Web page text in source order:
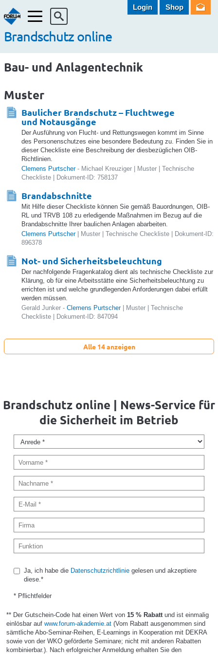
Menü
Brandschutz online
Login Shop
Bau- und Anlagentechnik
Muster
Baulicher Brandschutz – Fluchtwege
und Notausgänge
Der Ausführung von Flucht- und Rettungswegen kommt im Sinne
des Personenschutzes eine besondere Bedeutung zu. Finden Sie in
dieser Checkliste eine Beschreibung der diesbezüglichen OIB-
Richtlinien.
Clemens Purtscher- Michael Kreuziger | Muster | Technische
Checkliste | Dokument-ID: 758137
Brandabschnitte
Mit Hilfe dieser Checkliste können Sie gemäß Bauordnungen, OIB-
RL und TRVB 108 zu erledigende Maßnahmen im Bezug auf die
Brandabschnitte Ihrer baulichen Anlagen abarbeiten.
Clemens Purtscher| Muster | Technische Checkliste | Dokument-ID:
896378
Not- und Sicherheitsbeleuchtung
Der nachfolgende Fragenkatalog dient als technische Checkliste zur
Klärung, ob für eine Arbeitsstätte eine Sicherheitsbeleuchtung zu
errichten ist und welche grundlegenden Anforderungen dabei erfüllt
werden müssen.
Gerald Junker -Clemens Purtscher| Muster | Technische
Checkliste | Dokument-ID: 847094
Alle 14 anzeigen
Brandschutz online | News-Service für
die Sicherheit im Betrieb
Ja, ich habe die Datenschutzrichtliniegelesen und akzeptiere
diese.*
* Pflichtfelder
** Der Gutschein-Code hat einen Wert von 15 % Rabatt und ist einmalig
einlösbar auf www.forum-akademie.at(Vom Rabatt ausgenommen sind
sämtliche Abo-Seminar-Reihen, E-Learnings in Kooperation mit DEKRA
sowie von der WKO geförderte Seminare; nicht mit anderen Rabatten
kombinierbar.). Nach erfolgreicher Anmeldung erhalten Sie den